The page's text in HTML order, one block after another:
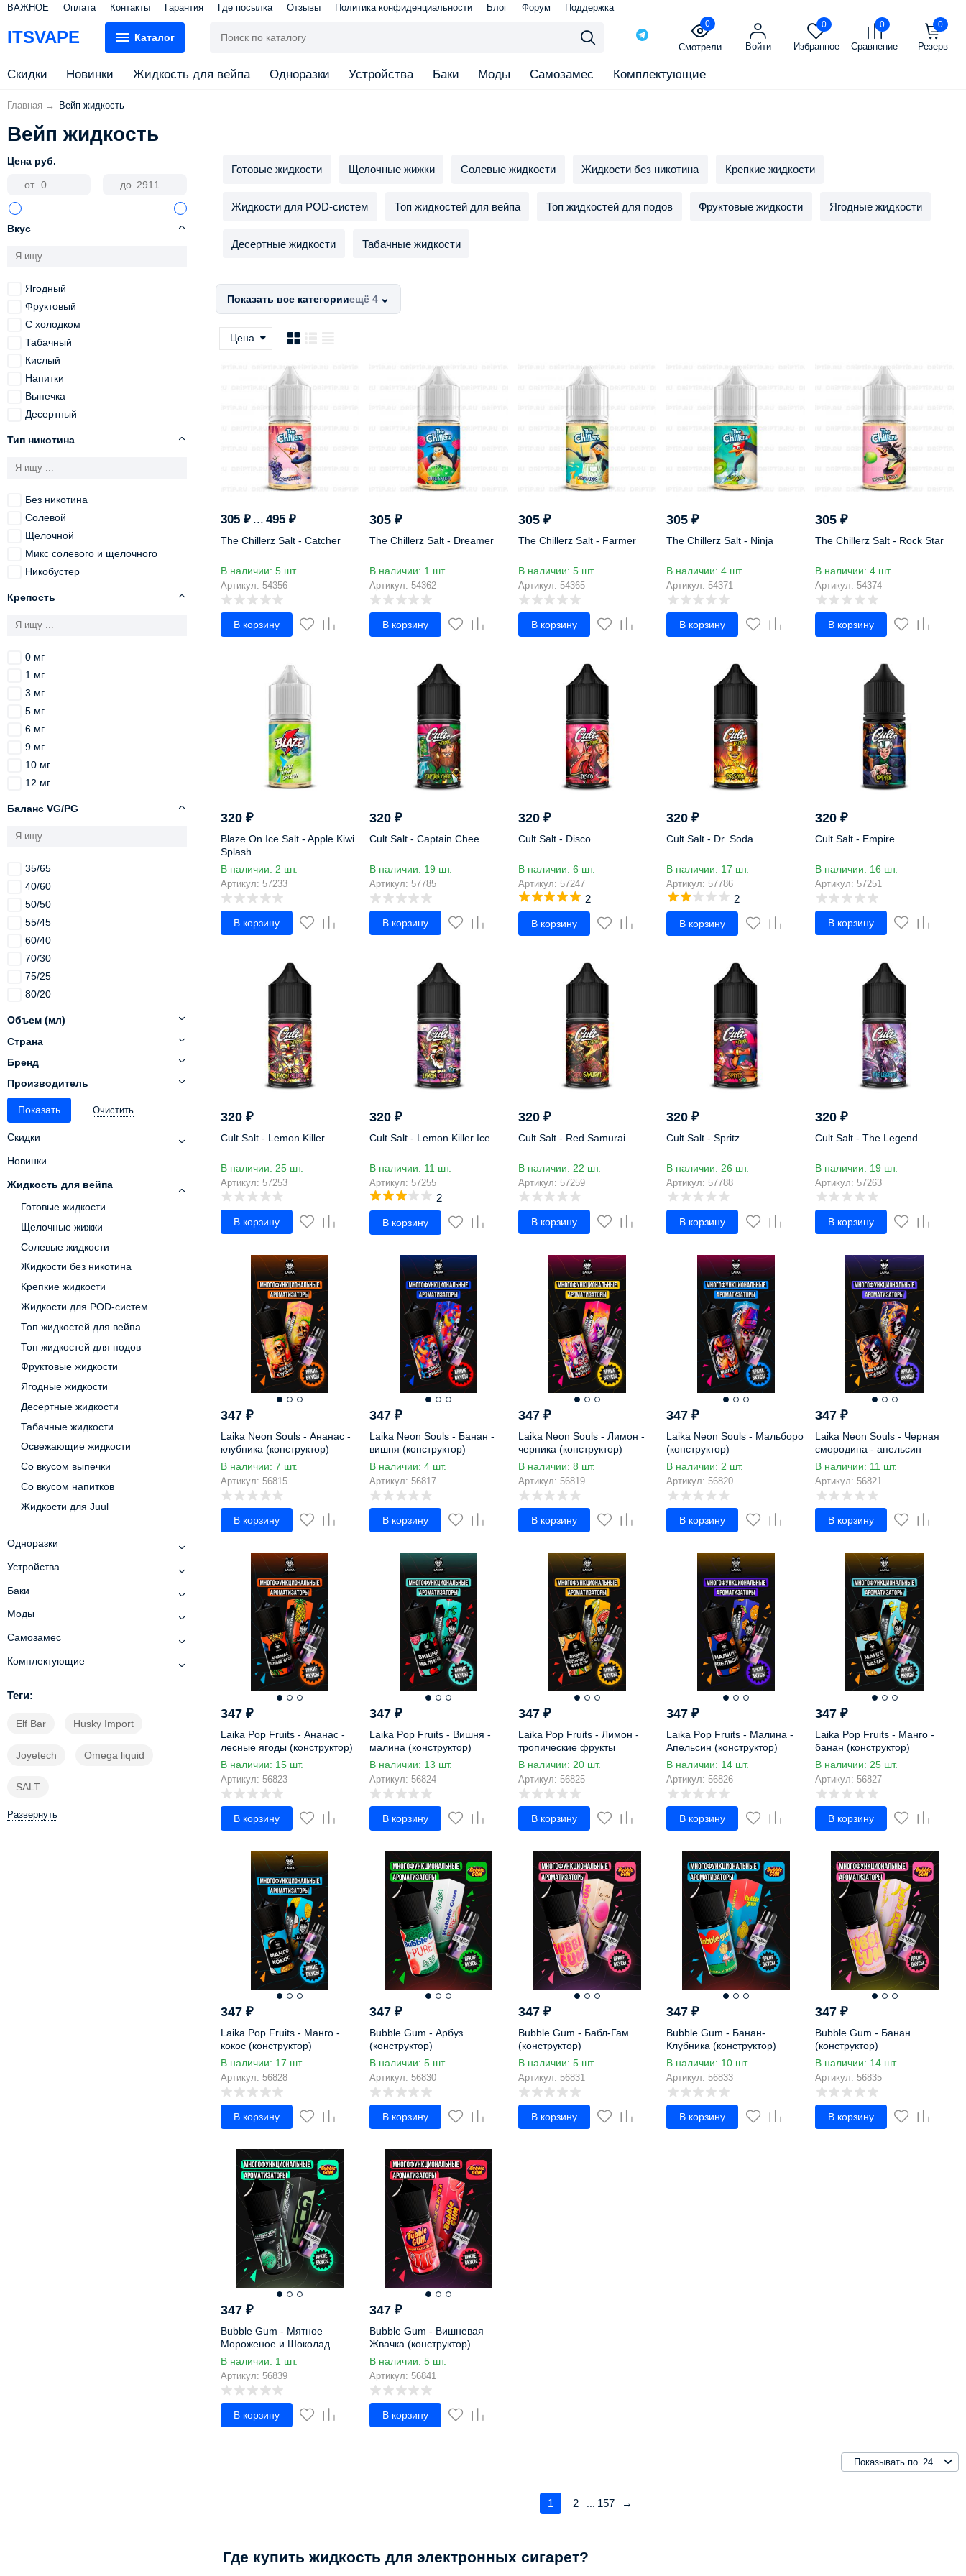
ВАЖНОЕ Оплата Контакты Гарантия Где посылка Отзывы Политика конфиденциальности Блог Форум Поддержка
ITSVAPE Каталог
0
Смотрели Войти
0
Избранное
0
Сравнение
0
Резерв
Скидки Новинки Жидкость для вейпа Одноразки Устройства Баки Моды Самозамес Комплектующие
Главная → Вейп жидкость
Вейп жидкость
Цена руб.
от до
Вкус
Ягодный
Фруктовый
С холодком
Табачный
Кислый
Напитки
Выпечка
Десертный
Абрикос
Алкоголь
Алоэ
Ананас
Анис
Апельсин
Арахис
Арбуз
Брусника
Ваниль
Вафли
Виноград
Виски
Вишня
Газировка
Гибискус
Глинтвейн
Голубика
Грейпфрут
Грецкий
Груша
Дайкири
Джекфрут
Дыня
Ежевика
Жасмин
Жвачка
Зефир
Имбирь
Ирис-крем
Ириска
Йогурт
Кактус
Канноли
Капкейк
Каштан
Квас
Кедровый орех
Киви
Кисель
Клюква
Кокос
Корица
Крекеры
Круассан
Тип никотина
Без никотина
Солевой
Щелочной
Микс солевого и щелочного
Никобустер
Крепость
0 мг
1 мг
3 мг
5 мг
6 мг
9 мг
10 мг
12 мг
20 мг
20 мг Ultra
20 мг Hybrid
20 мг Hard
20 мг Extra Hard
24 мг
25 мг
30 мг
35 мг
36 мг
48 мг
50 мг
60 мг
Баланс VG/PG
35/65
40/60
50/50
55/45
60/40
70/30
75/25
80/20
Объем (мл)
Страна
Бренд
Производитель
Очистить
Скидки
Новинки
Жидкость для вейпа
Готовые жидкости
Щелочные жижки
Солевые жидкости
Жидкости без никотина
Крепкие жидкости
Жидкости для POD-систем
Топ жидкостей для вейпа
Топ жидкостей для подов
Фруктовые жидкости
Ягодные жидкости
Десертные жидкости
Табачные жидкости
Освежающие жидкости
Со вкусом выпечки
Со вкусом напитков
Жидкости для Juul
Одноразки
Устройства
Баки
Моды
Самозамес
Комплектующие
Теги:
Elf Bar Husky Import
Joyetech Omega liquid
SALT
Развернуть
Готовые жидкости Щелочные жижки Солевые жидкости Жидкости без никотина Крепкие жидкости
Жидкости для POD-систем Топ жидкостей для вейпа Топ жидкостей для подов Фруктовые жидкости Ягодные жидкости
Десертные жидкости Табачные жидкости
Показать все категорииещё 4 ⌄
Цена
305 ₽ ... 495 ₽
The Chillerz Salt - Catcher
В наличии: 5 шт.
Артикул: 54356
В корзину
305 ₽
The Chillerz Salt - Dreamer
В наличии: 1 шт.
Артикул: 54362
В корзину
305 ₽
The Chillerz Salt - Farmer
В наличии: 5 шт.
Артикул: 54365
В корзину
305₽
The Chillerz Salt - Ninja
В наличии: 4 шт.
Артикул: 54371
В корзину
305₽
The Chillerz Salt - Rock Star
В наличии: 4 шт.
Артикул: 54374
В корзину
320 ₽
Blaze On Ice Salt - Apple Kiwi
Splash
В наличии: 2 шт.
Артикул: 57233
В корзину
320 ₽
Cult Salt - Captain Chee
В наличии: 19 шт.
Артикул: 57785
В корзину
320 ₽
Cult Salt - Disco
В наличии: 6 шт.
Артикул: 57247
2
В корзину
320₽
Cult Salt - Dr. Soda
В наличии: 17 шт.
Артикул: 57786
2
В корзину
320₽
Cult Salt - Empire
В наличии: 16 шт.
Артикул: 57251
В корзину
320 ₽
Cult Salt - Lemon Killer
В наличии: 25 шт.
Артикул: 57253
В корзину
320 ₽
Cult Salt - Lemon Killer Ice
В наличии: 11 шт.
Артикул: 57255
2
В корзину
320 ₽
Cult Salt - Red Samurai
В наличии: 22 шт.
Артикул: 57259
В корзину
320₽
Cult Salt - Spritz
В наличии: 26 шт.
Артикул: 57788
В корзину
320₽
Cult Salt - The Legend
В наличии: 19 шт.
Артикул: 57263
В корзину
347 ₽
Laika Neon Souls - Ананас -
клубника (конструктор)
В наличии: 7 шт.
Артикул: 56815
В корзину
347 ₽
Laika Neon Souls - Банан -
вишня (конструктор)
В наличии: 4 шт.
Артикул: 56817
В корзину
347 ₽
Laika Neon Souls - Лимон -
черника (конструктор)
В наличии: 8 шт.
Артикул: 56819
В корзину
347₽
Laika Neon Souls - Мальборо
(конструктор)
В наличии: 2 шт.
Артикул: 56820
В корзину
347₽
Laika Neon Souls - Черная
смородина - апельсин
(конструктор)
В наличии: 11 шт.
Артикул: 56821
В корзину
347 ₽
Laika Pop Fruits - Ананас -
лесные ягоды (конструктор)
В наличии: 15 шт.
Артикул: 56823
В корзину
347 ₽
Laika Pop Fruits - Вишня -
малина (конструктор)
В наличии: 13 шт.
Артикул: 56824
В корзину
347 ₽
Laika Pop Fruits - Лимон -
тропические фрукты
(конструктор)
В наличии: 20 шт.
Артикул: 56825
В корзину
347₽
Laika Pop Fruits - Малина -
Апельсин (конструктор)
В наличии: 14 шт.
Артикул: 56826
В корзину
347₽
Laika Pop Fruits - Манго -
банан (конструктор)
В наличии: 25 шт.
Артикул: 56827
В корзину
347 ₽
Laika Pop Fruits - Манго -
кокос (конструктор)
В наличии: 17 шт.
Артикул: 56828
В корзину
347 ₽
Bubble Gum - Арбуз
(конструктор)
В наличии: 5 шт.
Артикул: 56830
В корзину
347 ₽
Bubble Gum - Бабл-Гам
(конструктор)
В наличии: 5 шт.
Артикул: 56831
В корзину
347₽
Bubble Gum - Банан-
Клубника (конструктор)
В наличии: 10 шт.
Артикул: 56833
В корзину
347₽
Bubble Gum - Банан
(конструктор)
В наличии: 14 шт.
Артикул: 56835
В корзину
347 ₽
Bubble Gum - Мятное
Мороженое и Шоколад
(конструктор)
В наличии: 1 шт.
Артикул: 56839
В корзину
347 ₽
Bubble Gum - Вишневая
Жвачка (конструктор)
В наличии: 5 шт.
Артикул: 56841
В корзину
Показывать по 24
1 2 157 →
Где купить жидкость для электронных сигарет?